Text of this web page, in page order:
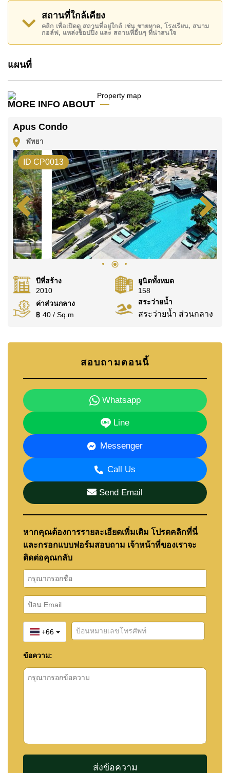
พยาบาลพัทยาอินเตอร์เนชั่นแนล
อสังหาริมทรัพย์นี้เปิดให้เช่าระยะยาวในราคา ฿ 35,000
บาทต่อเดือน
โปรดทราบว่าราคาค่าเช่าที่ Cornerstone Real Estate
ค้นพบโอกาสในการทำให้ที่อยู่อาศัยนี้เป็นบ้านในฝันของ
ติดต่อ Cornerstone Real Estate โทร +6638411250
หรือ อีเมลinfo@cornerstone.co.th
WhatsApp ของสำนักงาน:+66807945904และ LINE:
@cornerstonepattaya
สถานที่ใกล้เคียง
คลิก เพื่อเปิดดู สถานที่อยู่ใกล้ เช่น ชายหาด, โรงเรียน, สนาม
กอล์ฟ, แหล่งช็อปปิ้ง และ สถานที่อื่นๆ ที่น่าสนใจ
แผนที่
MORE INFO ABOUT
Apus Condo
พัทยา
ID CP0013
ปีที่สร้าง
2010
ยูนิตทั้งหมด
158
ค่าส่วนกลาง
฿ 40 / Sq.m
สระว่ายน้ำ
สระว่ายน้ำ ส่วนกลาง
สอบถามตอนนี้
Whatsapp
Line
Messenger
Call Us
Send Email
หากคุณต้องการรายละเอียดเพิ่มเติม โปรดคลิกที่นี่
และกรอกแบบฟอร์มสอบถาม เจ้าหน้าที่ของเราจะ
ติดต่อคุณกลับ
+66
ข้อความ: